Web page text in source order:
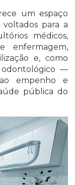
um espaço
voltados para a
médicos,
enfermagem,
e, como
odontológico —
empenho e
pública do